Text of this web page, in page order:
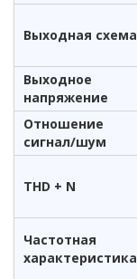
Выходная схема
Выходное
напряжение
Отношение
сигнал/шум
THD + N
Частотная
характеристика